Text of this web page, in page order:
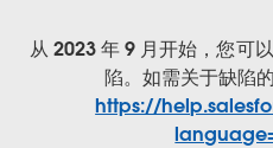
从 2023 年 9 月开始，您可
陷。如需关于缺陷
https://